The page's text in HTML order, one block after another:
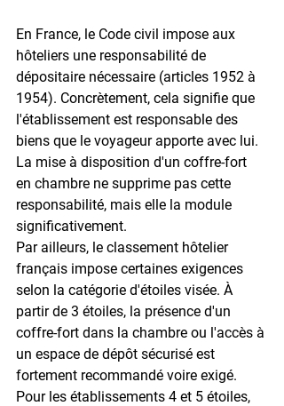
En France, le Code civil impose aux
hôteliers une responsabilité de
dépositaire nécessaire (articles 1952 à
1954). Concrètement, cela signifie que
l'établissement est responsable des
biens que le voyageur apporte avec lui.
La mise à disposition d'un coffre-fort
en chambre ne supprime pas cette
responsabilité, mais elle la module
significativement.
Par ailleurs, le classement hôtelier
français impose certaines exigences
selon la catégorie d'étoiles visée. À
partir de 3 étoiles, la présence d'un
coffre-fort dans la chambre ou l'accès à
un espace de dépôt sécurisé est
fortement recommandé voire exigé.
Pour les établissements 4 et 5 étoiles,